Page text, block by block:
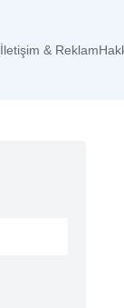
İletişim & Reklam